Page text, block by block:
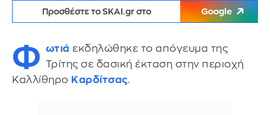
Προσθέστε το SKAI.gr στο Google
Φ ωτιά εκδηλώθηκε το απόγευμα της
Τρίτης σε δασική έκταση στην περιοχή
Καλλίθηρο Καρδίτσας.